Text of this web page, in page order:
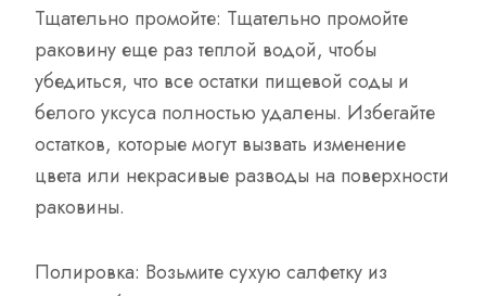
Тщательно промойте: Тщательно промойте
раковину еще раз теплой водой, чтобы
убедиться, что все остатки пищевой соды и
белого уксуса полностью удалены. Избегайте
остатков, которые могут вызвать изменение
цвета или некрасивые разводы на поверхности
раковины.
Полировка: Возьмите сухую салфетку из